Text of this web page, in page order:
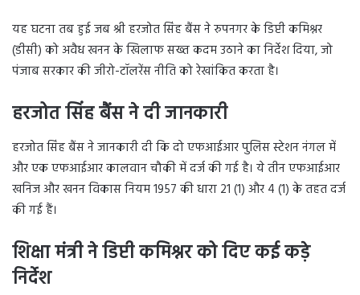
यह घटना तब हुई जब श्री हरजोत सिंह बैंस ने रुपनगर के डिप्टी कमिश्नर
(डीसी) को अवैध खनन के खिलाफ सख्त कदम उठाने का निर्देश दिया, जो
पंजाब सरकार की जीरो-टॉलरेंस नीति को रेखांकित करता है।
हरजोत सिंह बैंस ने दी जानकारी
हरजोत सिंह बैंस ने जानकारी दी कि दो एफआईआर पुलिस स्टेशन नंगल में
और एक एफआईआर कालवान चौकी में दर्ज की गई है। ये तीन एफआईआर
खनिज और खनन विकास नियम 1957 की धारा 21 (1) और 4 (1) के तहत दर्ज
की गई हैं।
शिक्षा मंत्री ने डिप्टी कमिश्नर को दिए कई कड़े
निर्देश